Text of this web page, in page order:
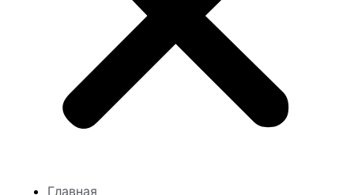
Главная